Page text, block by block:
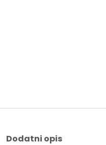
Dodatni opis